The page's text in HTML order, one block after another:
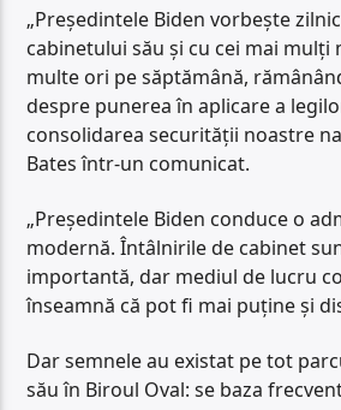
„Președintele Biden vorbește
cabinetului său și cu cei mai mulți
multe ori pe săptămână,
despre punerea în aplicare a
consolidarea securității noastre
Bates într-un comunicat.
„Președintele Biden conduce o
modernă. Întâlnirile de cabinet
importantă, dar mediul de lucru
înseamnă că pot fi mai puține și
Dar semnele au existat pe tot
său în Biroul Oval: se baza